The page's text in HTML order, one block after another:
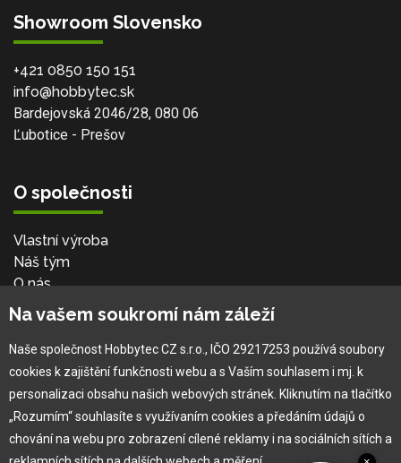
Showroom Slovensko
+421 0850 150 151
info@hobbytec.sk
Bardejovská 2046/28, 080 06
Ľubotice - Prešov
O společnosti
Vlastní výroba
Náš tým
O nás
Pro zákazníka
Obchodní podmínky
Věrnostní program
Jak na reklamaci
Výprodej
Na vašem soukromí nám záleží
Naše společnost Hobbytec CZ s.r.o., IČO 29217253 používá soubory
cookies k zajištění funkčnosti webu a s Vaším souhlasem i mj. k
personalizaci obsahu našich webových stránek. Kliknutím na tlačítko
„Rozumím“ souhlasíte s využívaním cookies a předáním údajů o
chování na webu pro zobrazení cílené reklamy i na sociálních sítích a